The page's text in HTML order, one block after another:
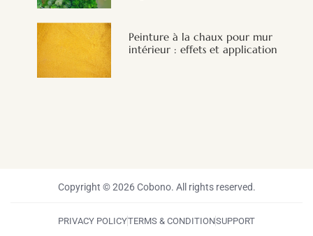
Peinture à la chaux pour mur
intérieur : effets et application
Copyright © 2026 Cobono. All rights reserved.
PRIVACY POLICYTERMS & CONDITIONSUPPORT